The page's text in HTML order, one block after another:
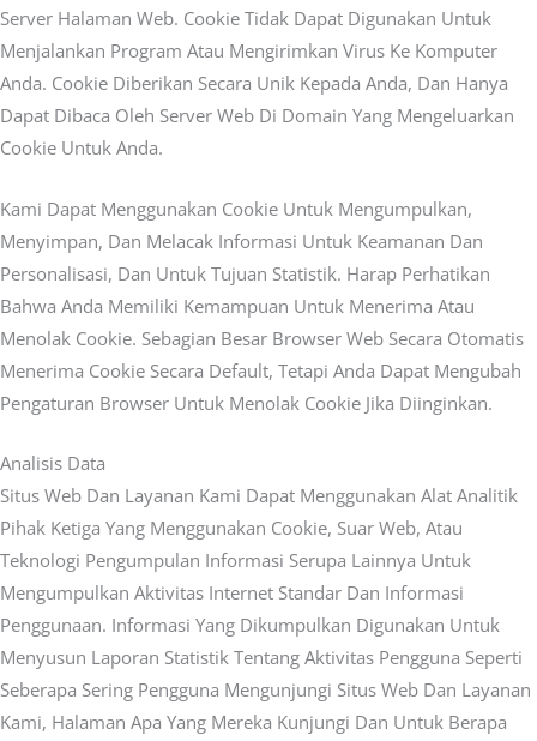
Server Halaman Web. Cookie Tidak Dapat Digunakan Untuk
Menjalankan Program Atau Mengirimkan Virus Ke Komputer
Anda. Cookie Diberikan Secara Unik Kepada Anda, Dan Hanya
Dapat Dibaca Oleh Server Web Di Domain Yang Mengeluarkan
Cookie Untuk Anda.
Kami Dapat Menggunakan Cookie Untuk Mengumpulkan,
Menyimpan, Dan Melacak Informasi Untuk Keamanan Dan
Personalisasi, Dan Untuk Tujuan Statistik. Harap Perhatikan
Bahwa Anda Memiliki Kemampuan Untuk Menerima Atau
Menolak Cookie. Sebagian Besar Browser Web Secara Otomatis
Menerima Cookie Secara Default, Tetapi Anda Dapat Mengubah
Pengaturan Browser Untuk Menolak Cookie Jika Diinginkan.
Analisis Data
Situs Web Dan Layanan Kami Dapat Menggunakan Alat Analitik
Pihak Ketiga Yang Menggunakan Cookie, Suar Web, Atau
Teknologi Pengumpulan Informasi Serupa Lainnya Untuk
Mengumpulkan Aktivitas Internet Standar Dan Informasi
Penggunaan. Informasi Yang Dikumpulkan Digunakan Untuk
Menyusun Laporan Statistik Tentang Aktivitas Pengguna Seperti
Seberapa Sering Pengguna Mengunjungi Situs Web Dan Layanan
Kami, Halaman Apa Yang Mereka Kunjungi Dan Untuk Berapa